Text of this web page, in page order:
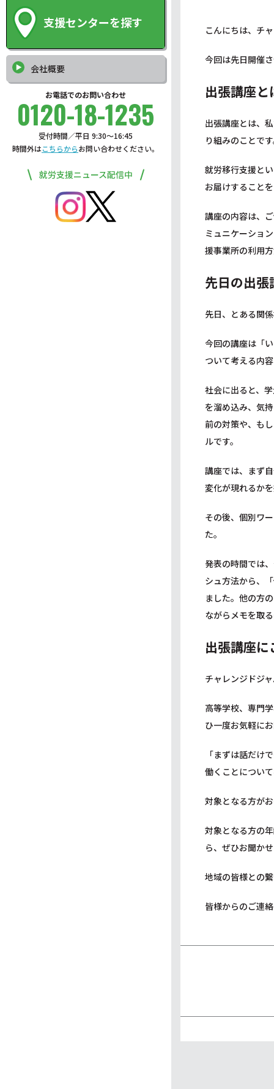
支援センターを探す
会社概要
お電話でのお問い合わせ
0120-18-1235
受付時間／平日 9:30〜16:45
時間外はこちらからお問い合わせください。
就労支援ニュース配信中
こんにちは、チ
今回は先日開催
出張講座と
出張講座とは、
り組みのことです
就労移行支援と
お届けすること
講座の内容は、
ミュニケーショ
援事業所の利用
先日の出
先日、とある関
今回の講座は「
ついて考える内容
社会に出ると、
を溜め込み、気
前の対策や、も
ルです。
講座では、まず
変化が現れるか
その後、個別ワ
た。
発表の時間では
シュ方法から、
ました。他の方
ながらメモを取
出張講座
チャレンジドジ
高等学校、専門
ひ一度お気軽に
「まずは話だけ
働くことについ
対象となる方が
対象となる方の
ら、ぜひお聞かせ
地域の皆様との
皆様からのご連